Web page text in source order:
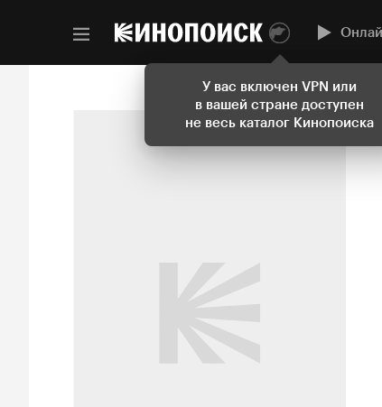
У вас включен VPN или
в вашей стране доступен
не весь каталог Кинопоиска